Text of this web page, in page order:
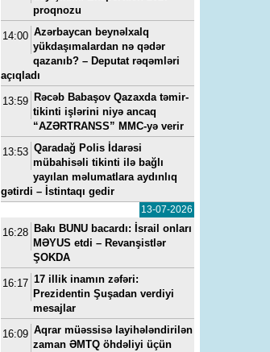
proqnozu
14:00 Azərbaycan beynəlxalq
yükdaşımalardan nə qədər
qazanıb? – Deputat rəqəmləri
açıqladı
13:59 Rəcəb Babaşov Qazaxda təmir-
tikinti işlərini niyə ancaq
“AZƏRTRANSS” MMC-yə verir
13:53 Qaradağ Polis İdarəsi
mübahisəli tikinti ilə bağlı
yayılan məlumatlara aydınlıq
gətirdi – İstintaqı gedir
13-07-2026
16:28 Bakı BUNU bacardı: İsrail onları
MƏYUS etdi – Revanşistlər
ŞOKDA
16:17 17 illik inamın zəfəri:
Prezidentin Şuşadan verdiyi
mesajlar
16:09 Aqrar müəssisə layihələndirilən
zaman ƏMTQ öhdəliyi üçün